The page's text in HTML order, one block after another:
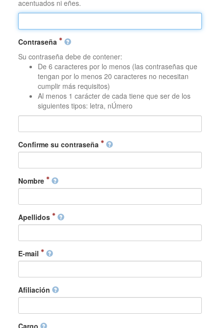
acentuados ni eñes.
Contraseña
Su contraseña debe de contener:
De 6 caracteres por lo menos (las contraseñas que
tengan por lo menos 20 caracteres no necesitan
cumplir más requisitos)
Al menos 1 carácter de cada tiene que ser de los
siguientes tipos: letra, nÚmero
Confirme su contraseña
Nombre
Apellidos
E-mail
Afiliación
Cargo